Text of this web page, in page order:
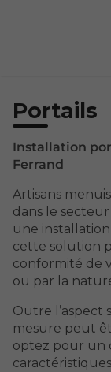
Portails
Installation
Ferrand
Artisans
dans le secteur
une installation
cette solution
conformité de
ou par la
Outre l’aspect
mesure peut
optez pour un